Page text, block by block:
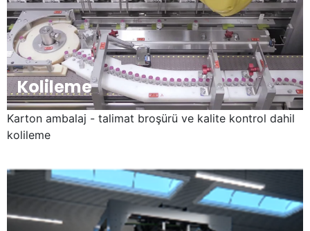
Kolileme
Karton ambalaj - talimat broşürü ve kalite kontrol dahil
kolileme